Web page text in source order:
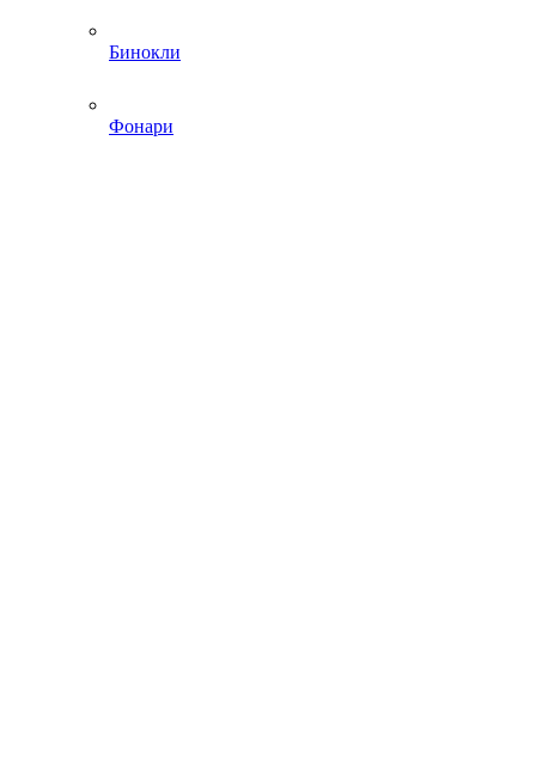
Бинокли
Фонари